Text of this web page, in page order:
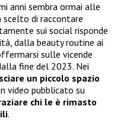
anni sembra ormai alle
scelto di raccontare
sui social risponde
dalla beauty routine ai
sulle vicende
fine del 2023. Nei
un piccolo spazio
video pubblicato su
chi le è rimasto
.